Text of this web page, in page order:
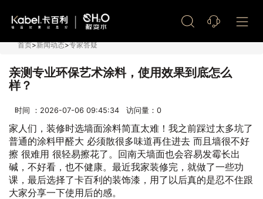
首页>新闻动态>专家答疑
亲测专业环保艺术涂料，使用效果到底怎么
样？
时间 ：2026-07-06 09:45:34 访问量： 0
家人们，装修时选墙面涂料简直太难！我之前踩过太多坑了
普通的涂料甲醛大 必须散很多味道再住进去 而且墙很不好
擦 很难用 很轻易擦花了。回南天墙面也会容易发霉长出
碱，不好看，也不健康。最近我家装修完，就做了一些功
课，最后选择了卡百利的装饰漆，用了以后真的是忍不住跟
大家分享一下使用后的感。